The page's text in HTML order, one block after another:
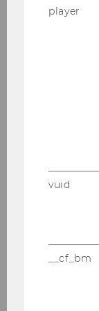
Virtuelle
Charles
Silvio Gesell
player
vuid
__cf_bm